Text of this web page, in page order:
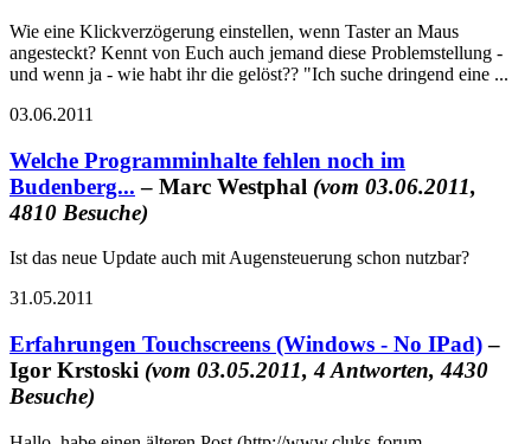
Wie eine Klickverzögerung einstellen, wenn Taster an Maus
angesteckt? Kennt von Euch auch jemand diese Problemstellung -
und wenn ja - wie habt ihr die gelöst?? "Ich suche dringend eine ...
03.06.2011
Welche Programminhalte fehlen noch im
Budenberg... – Marc Westphal (vom 03.06.2011,
4810 Besuche)
Ist das neue Update auch mit Augensteuerung schon nutzbar?
31.05.2011
Erfahrungen Touchscreens (Windows - No IPad)–
Igor Krstoski (vom 03.05.2011, 4 Antworten, 4430
Besuche)